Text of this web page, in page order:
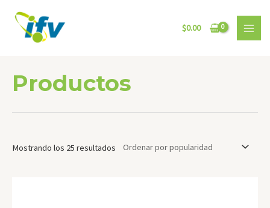
contenido
$0.00
MAIN
Productos
Mostrando los 25 resultados